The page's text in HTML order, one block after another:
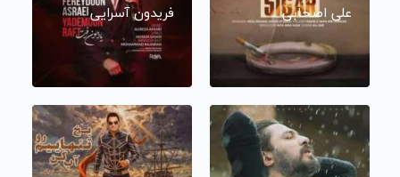
علی اصحابی فریدون آسرایی